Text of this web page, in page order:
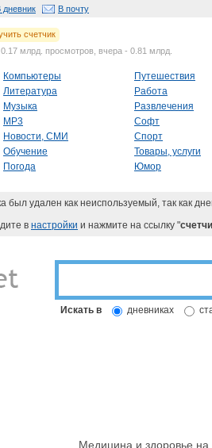
дневник В почту
счетчик
млрд. просмотров, вчера - 0.81 млрд.
Компьютеры
Литература
Музыка
MP3
Новости, СМИ
Обучение
Погода
Путешествия
Работа
Развлечения
Софт
Спорт
Товары, услуги
Юмор
был удален как неиспользуемый, так как
в настройки и нажмите на ссылку "
Искать в дневниках
Медицина и здоровье на